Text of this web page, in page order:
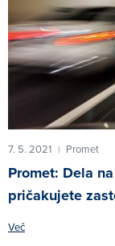
7. 5. 2021 | Promet
Promet: Dela
pričakujete
Več